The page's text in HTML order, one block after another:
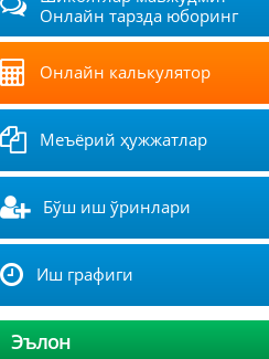
Онлайн тарзда юборинг
Онлайн калькулятор
Меъёрий ҳужжатлар
Бўш иш ўринлари
Иш графиги
Эълон